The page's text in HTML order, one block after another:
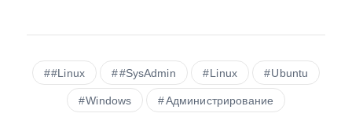
#Linux #SysAdmin Linux Ubuntu
Windows Администрирование